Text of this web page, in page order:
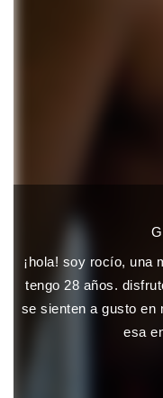
¡hola! soy rocío, una
tengo 28 años.
se sienten a gusto en
esa